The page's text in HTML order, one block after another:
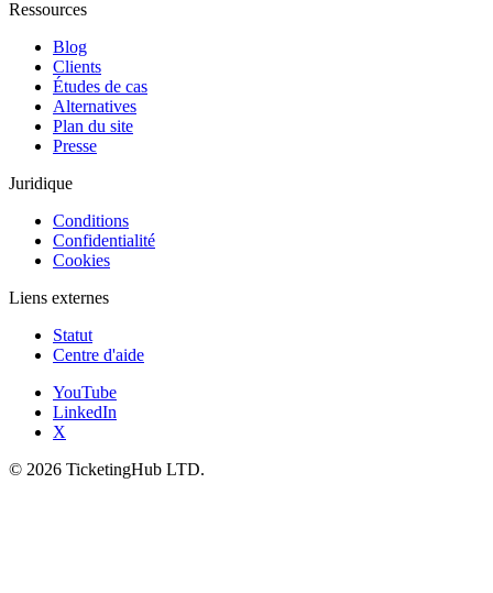
Ressources
Blog
Clients
Études de cas
Alternatives
Plan du site
Presse
Juridique
Conditions
Confidentialité
Cookies
Liens externes
Statut
Centre d'aide
YouTube
LinkedIn
X
© 2026 TicketingHub LTD.